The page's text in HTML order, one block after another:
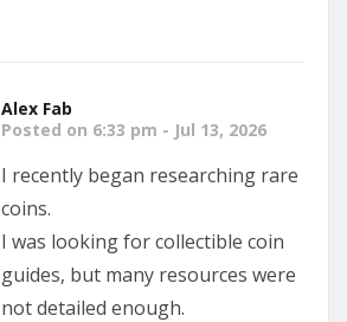
Alex Fab
Posted on 6:33 pm - Jul 13, 2026
I recently began researching rare
coins.
I was looking for collectible coin
guides, but many resources were
not detailed enough.